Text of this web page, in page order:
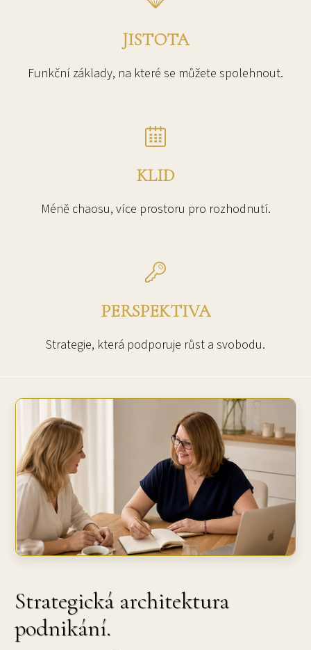
JISTOTA
Funkční základy, na které se můžete spolehnout.
KLID
Méně chaosu, více prostoru pro rozhodnutí.
PERSPEKTIVA
Strategie, která podporuje růst a svobodu.
Strategická architektura
podnikání.